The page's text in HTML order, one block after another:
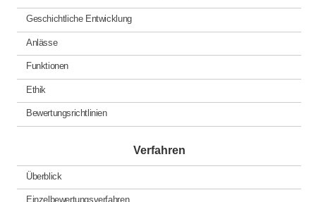
Geschichtliche Entwicklung
Anlässe
Funktionen
Ethik
Bewertungsrichtlinien
Verfahren
Überblick
Einzelbewertungsverfahren